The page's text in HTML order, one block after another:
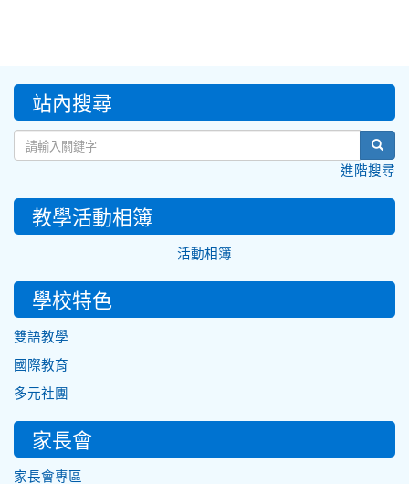
::: 站內搜尋
進階搜尋
教學活動相簿
活動相簿
學校特色
雙語教學
國際教育
多元社團
家長會
家長會專區